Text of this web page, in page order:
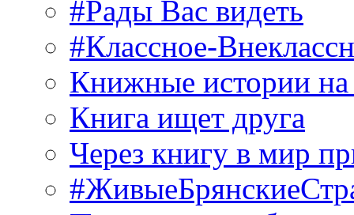
#Рады Вас видеть
#Классное-
Книжные истории
Книга ищет друга
Через книгу в мир